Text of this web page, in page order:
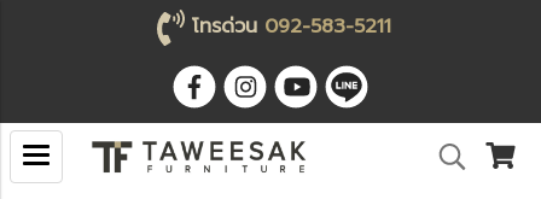
โทรด่วน 092-583-5211